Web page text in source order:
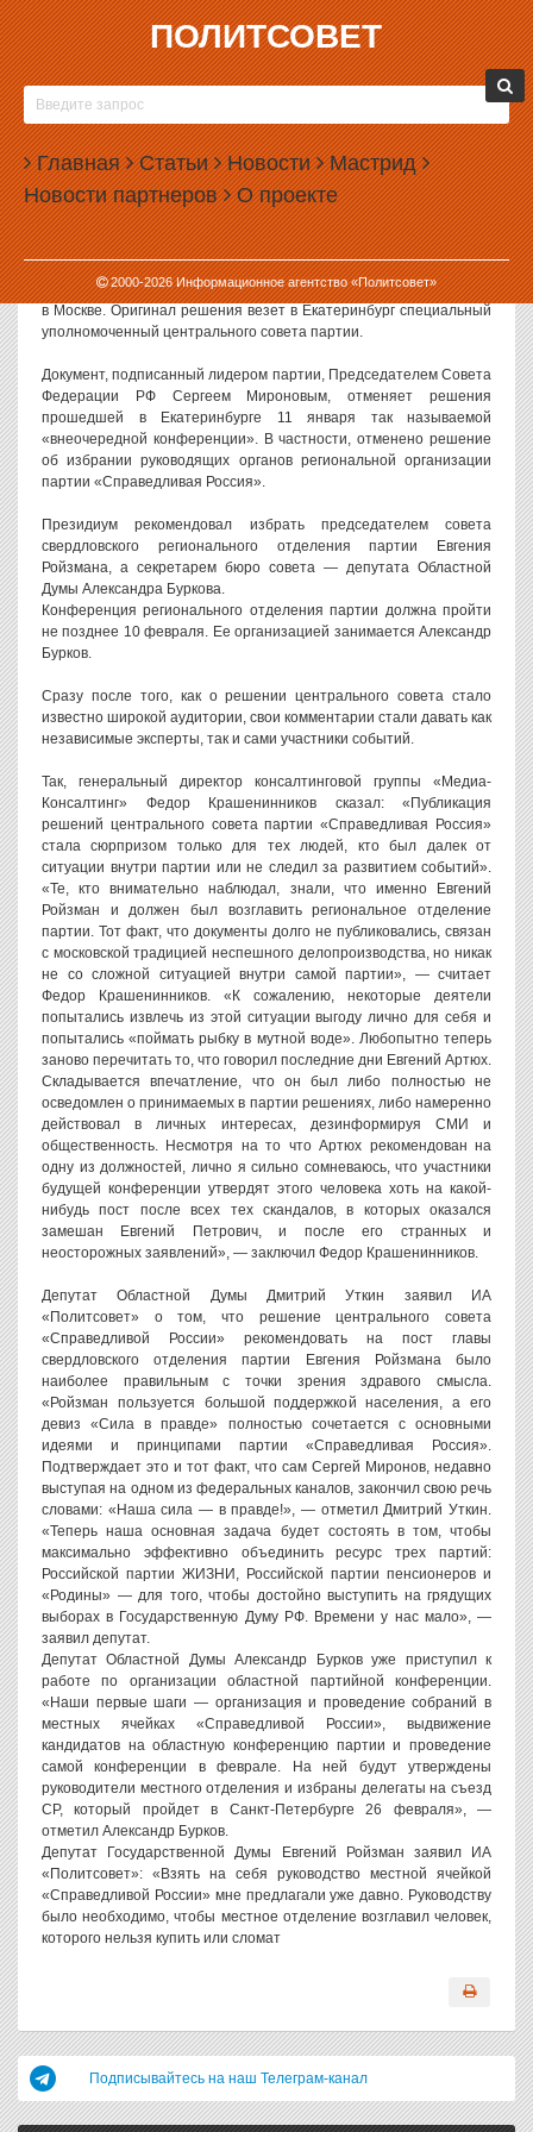
ПОЛИТСОВЕТ
Главная Статьи Новости Мастрид
Новости партнеров О проекте
2000-2026Информационное агентство «Политсовет»
17.09.2003, 11:29
ПРЕЗИДИУМ ЦЕНТРАЛЬНОГО СОВЕТА
ПАРТИИ «СПРАВЕДЛИВАЯ РОССИЯ»
РЕКОМЕНДОВАЛ НА ПОСТ ПРЕДСЕДАТЕЛЯ
СОВЕТА СВЕРДЛОВСКОГО РЕГИОНАЛЬНОГО
ОТДЕЛЕНИЯ ПАРТИИ ЕВГЕНИЯ РОЙЗМАНА
Накануне в распоряжение ИА «Политсовет» попала копия
решения президиума центрального совета партии
«Справедливая Россия», заседание которого прошло 20 января
в Москве. Оригинал решения везет в Екатеринбург специальный
уполномоченный центрального совета партии.
Документ, подписанный лидером партии, Председателем Совета
Федерации РФ Сергеем Мироновым, отменяет решения
прошедшей в Екатеринбурге 11 января так называемой
«внеочередной конференции». В частности, отменено решение
об избрании руководящих органов региональной организации
партии «Справедливая Россия».
Президиум рекомендовал избрать председателем совета
свердловского регионального отделения партии Евгения
Ройзмана, а секретарем бюро совета — депутата Областной
Думы Александра Буркова.
Конференция регионального отделения партии должна пройти
не позднее 10 февраля. Ее организацией занимается Александр
Бурков.
Сразу после того, как о решении центрального совета стало
известно широкой аудитории, свои комментарии стали давать как
независимые эксперты, так и сами участники событий.
Так, генеральный директор консалтинговой группы «Медиа-
Консалтинг» Федор Крашенинников сказал: «Публикация
решений центрального совета партии «Справедливая Россия»
стала сюрпризом только для тех людей, кто был далек от
ситуации внутри партии или не следил за развитием событий».
«Те, кто внимательно наблюдал, знали, что именно Евгений
Ройзман и должен был возглавить региональное отделение
партии. Тот факт, что документы долго не публиковались, связан
с московской традицией неспешного делопроизводства, но никак
не со сложной ситуацией внутри самой партии», — считает
Федор Крашенинников. «К сожалению, некоторые деятели
попытались извлечь из этой ситуации выгоду лично для себя и
попытались «поймать рыбку в мутной воде». Любопытно теперь
заново перечитать то, что говорил последние дни Евгений Артюх.
Складывается впечатление, что он был либо полностью не
осведомлен о принимаемых в партии решениях, либо намеренно
действовал в личных интересах, дезинформируя СМИ и
общественность. Несмотря на то что Артюх рекомендован на
одну из должностей, лично я сильно сомневаюсь, что участники
будущей конференции утвердят этого человека хоть на какой-
нибудь пост после всех тех скандалов, в которых оказался
замешан Евгений Петрович, и после его странных и
неосторожных заявлений», — заключил Федор Крашенинников.
Депутат Областной Думы Дмитрий Уткин заявил ИА
«Политсовет» о том, что решение центрального совета
«Справедливой России» рекомендовать на пост главы
свердловского отделения партии Евгения Ройзмана было
наиболее правильным с точки зрения здравого смысла.
«Ройзман пользуется большой поддержкой населения, а его
девиз «Сила в правде» полностью сочетается с основными
идеями и принципами партии «Справедливая Россия».
Подтверждает это и тот факт, что сам Сергей Миронов, недавно
выступая на одном из федеральных каналов, закончил свою речь
словами: «Наша сила — в правде!», — отметил Дмитрий Уткин.
«Теперь наша основная задача будет состоять в том, чтобы
максимально эффективно объединить ресурс трех партий:
Российской партии ЖИЗНИ, Российской партии пенсионеров и
«Родины» — для того, чтобы достойно выступить на грядущих
выборах в Государственную Думу РФ. Времени у нас мало», —
заявил депутат.
Депутат Областной Думы Александр Бурков уже приступил к
работе по организации областной партийной конференции.
«Наши первые шаги — организация и проведение собраний в
местных ячейках «Справедливой России», выдвижение
кандидатов на областную конференцию партии и проведение
самой конференции в феврале. На ней будут утверждены
руководители местного отделения и избраны делегаты на съезд
СР, который пройдет в Санкт-Петербурге 26 февраля», —
отметил Александр Бурков.
Депутат Государственной Думы Евгений Ройзман заявил ИА
«Политсовет»: «Взять на себя руководство местной ячейкой
«Справедливой России» мне предлагали уже давно. Руководству
было необходимо, чтобы местное отделение возглавил человек,
которого нельзя купить или сломат
Подписывайтесь на наш Телеграм-канал